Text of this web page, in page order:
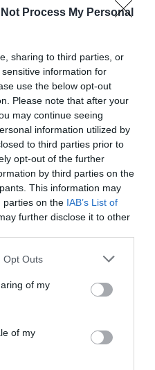
Not Process My Personal
sharing to third parties, or
information for
use the below opt-out
Please note that after your
may continue seeing
information utilized by
to third parties prior to
opt-out of the further
by third parties on the
This information may
parties on the IAB’s List of
further disclose it to other
Opt Outs
of my
of my
extravirgin,
afectate
extravirgin italian nu
Berio a ieșit cel mai
de uleiuri minerale
urme de IPA,
precizând că produsul
De Cecco a fost
minerale